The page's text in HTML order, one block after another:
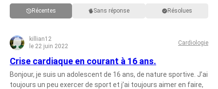
Récentes Sans réponse Résolues
killian12
le 22 juin 2022
Cardiologie
Crise cardiaque en courant à 16 ans.
Bonjour, je suis un adolescent de 16 ans, de nature sportive. J’ai
toujours un peu exercer de sport et j’ai toujours aimer en faire,